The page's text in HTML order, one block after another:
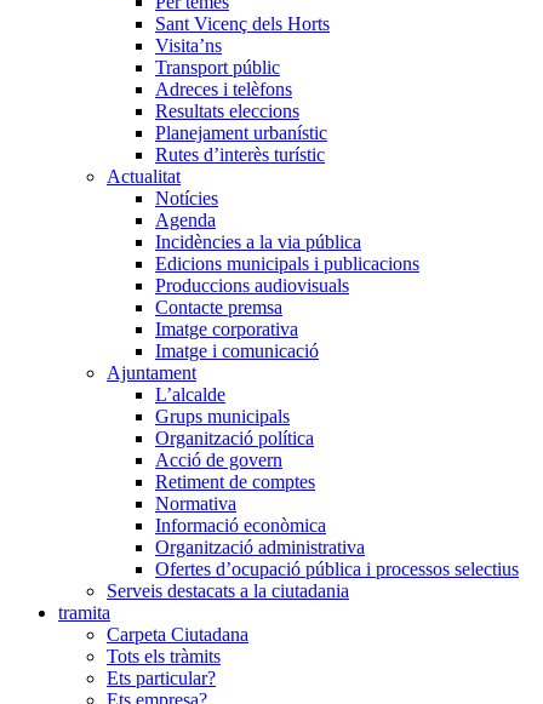
Sant Vicenç dels Horts
Visita’ns
Transport públic
Adreces i telèfons
Resultats eleccions
Planejament urbanístic
Rutes d’interès turístic
Actualitat
Notícies
Agenda
Incidències a la via pública
Edicions municipals i publicacions
Produccions audiovisuals
Contacte premsa
Imatge corporativa
Imatge i comunicació
Ajuntament
L’alcalde
Grups municipals
Organització política
Acció de govern
Retiment de comptes
Normativa
Informació econòmica
Organització administrativa
Ofertes d’ocupació pública i processos selectius
Serveis destacats a la ciutadania
tramita
Carpeta Ciutadana
Tots els tràmits
Ets particular?
Ets empresa?